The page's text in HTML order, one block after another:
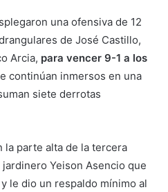
una ofensiva de 12
de José Castillo,
Arcia, para vencer 9-1 a los
continúan inmersos en una
siete derrotas
la parte alta de la tercera
Yeison Asencio que
le dio un respaldo mínimo al